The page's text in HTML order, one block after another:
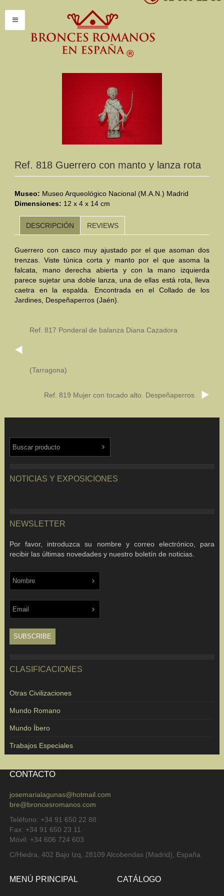
Introducción
Presentación
CATÁLOGO
Clasificaciones
Mundo Romano
Otras Civilizaciones
Trabajos Especiales
Referencias
Musée Départemental Arlés Antique. Arlés (Francia)
NOTICIAS
BUSCAR
Ref. 818 Guerrero con manto y lanza rota
Museo: Museo Arqueológico Nacional (M.A.N.) Madrid
Dimensiones: 12 x 4 x 14 cm
DESCRIPCIÓN REVIEWS
Guerrero con casco muy ajustado por el que asoman dos
trenzas. Viste túnica corta y manto por el que asoma la
falcata, mano derecha abierta y con la mano izquierda
parece sujetar una doble lanza, una de ellas está rota, lleva
caetra en la espalda. Encontrada en el Collado de los
Jardines, Despeñaperros (Jaén).
Ref. 817 Ponderal de balanza Diana Cazadora
(Tarragona)
Ref. 819 Mujer con tocado alto. Despeñaperros
NOTICIAS Y EXPOSICIONES
NEWSLETTER
Por favor, introduzca su nombre y correo electrónico, para
recibir las últimas novedades y nuestro boletín de noticias.
CLASIFICACIONES
Otras Civilizaciones
Mundo Romano
Mundo Íbero
Trabajos Especiales
CONTACTO
josemarialagunas@hotmail.com
bre@broncesromanos.com
Teléfono: +34 91 650 22 88
Fax: +34 91 650 23 11
Móvil: +34 606 724 603
C/Hiedra, 402 Bajo Izq, 28109 Alcobendas (Madrid), España
MENÚ PRINCIPAL CATÁLOGO